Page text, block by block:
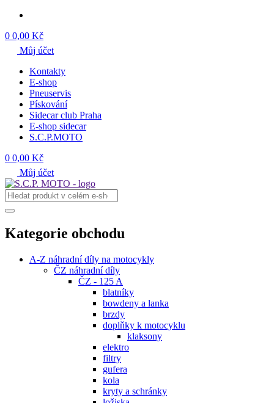
0 0,00 Kč
Můj účet
Kontakty
E-shop
Pneuservis
Pískování
Sidecar club Praha
E-shop sidecar
S.C.P.MOTO
0 0,00 Kč
Můj účet
Kategorie obchodu
A-Z náhradní díly na motocykly
ČZ náhradní díly
ČZ - 125 A
blatníky
bowdeny a lanka
brzdy
doplňky k motocyklu
klaksony
elektro
filtry
gufera
kola
kryty a schránky